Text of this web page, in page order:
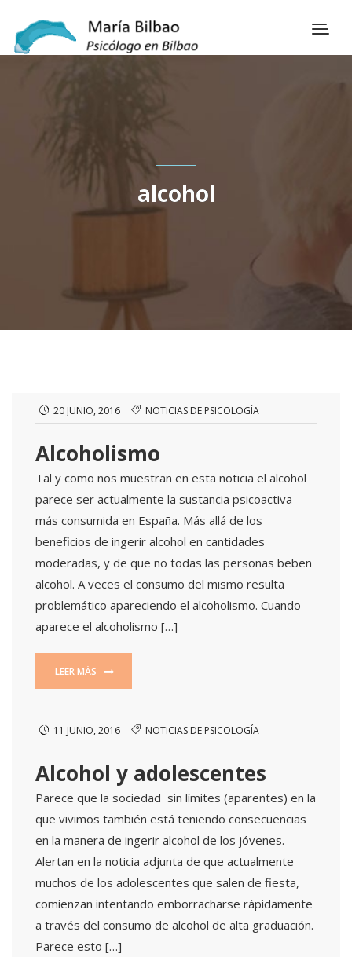
alcohol
20 JUNIO, 2016 NOTICIAS DE PSICOLOGÍA
Alcoholismo
Tal y como nos muestran en esta noticia el alcohol
parece ser actualmente la sustancia psicoactiva
más consumida en España. Más allá de los
beneficios de ingerir alcohol en cantidades
moderadas, y de que no todas las personas beben
alcohol. A veces el consumo del mismo resulta
problemático apareciendo el alcoholismo. Cuando
aparece el alcoholismo […]
LEER MÁS
11 JUNIO, 2016 NOTICIAS DE PSICOLOGÍA
Alcohol y adolescentes
Parece que la sociedad sin límites (aparentes) en la
que vivimos también está teniendo consecuencias
en la manera de ingerir alcohol de los jóvenes.
Alertan en la noticia adjunta de que actualmente
muchos de los adolescentes que salen de fiesta,
comienzan intentando emborracharse rápidamente
a través del consumo de alcohol de alta graduación.
Parece esto […]